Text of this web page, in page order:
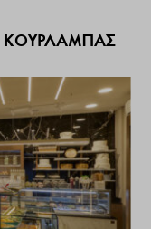
ΚΟΥΡΛΑΜΠΑΣ